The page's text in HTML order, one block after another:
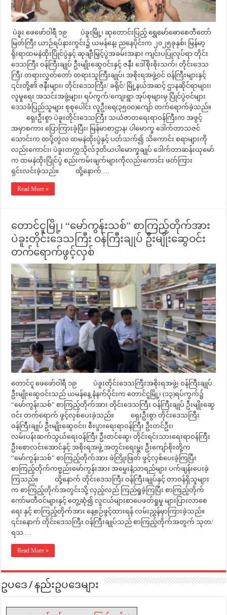
ပဲခူး ဖေဖော်ဝါရီ ၁၉ ပဲခူးမြို့၊ ဆုတောင်းပြည့် ရွှေမော်ဓောစေတီတော်
မြတ်ကြီး ယာဉ်ရပ်နားကွင်း၌ ယမန်နေ့၊ ညနေပိုင်းက ၂၀၂၅ခုနှစ်၊ မြန်မာ့
ရိုးရာထမနဲထိုးပြိုင်ပွဲနှင့် ဆုချီးမြှင့်ပွဲအခမ်းအနား ကျင်းပပြုလုပ်ရာ တိုင်း
ဒေသကြီး ဝန်ကြီးချုပ် ဦးမျိုးဆွေဝင်းနှင့် ဇနီး ဒေါ်စိုးစိုးသက်၊ တိုင်းဒေသ
ကြီး တရားလွှတ်တော် တရားသူကြီးချုပ်၊ အစိုးရအဖွဲ့ဝင် ဝန်ကြီးများနှင့်
၎င်းတို့၏ ဇနီးများ၊ တိုင်းဒေသကြီး/ ခရိုင်/ မြို့နယ်အဆင့် ဌာနဆိုင်ရာများ၊
လူမှုရေး အသင်းအဖွဲ့များ၊ ရပ်ကွက်/ကျေးရွာ အုပ်စုများမှ ပြိုင်ပွဲဝင်များ
ဒေသခံပြည်သူများ စုစုပေါင်း လူဦးရေ(၃၅၀၀)ကျော် တက်ရောက်ခဲ့သည်။
ရှေးဦးစွာ ပဲခူးတိုင်းဒေသကြီး သယံဇာတရေးရာဝန်ကြီးက အဖွင့်
အမှာစကား ပြောကြားခဲ့ပြီး၊ မြန်မာစာဌာန၊ ပါမောက္ခ ဒေါက်တာသဇင်
သောင်းက တပို့တွဲလ ထမနဲထိုးပွဲနှင့် ပတ်သက်၍ သိကောင်း စရာများကို
လည်းကောင်း၊ ပဲခူးတက္ကသိုလ်ဒုတိယပါမောက္ခချုပ် ဒေါက်တာဆန်းယုမော်
က ထမနဲထိုးပြိုင်ပွဲ စည်းကမ်းချက်များကိုလည်းကောင်း ဖတ်ကြား
ရှင်းလင်းခဲ့သည်။ ထို့နောက် …
Read More »
တောင်ငူမြို့၊ “မော်ကွန်းသစ်” စာကြည့်တိုက်အား
ပဲခူးတိုင်းဒေသကြီး ဝန်ကြီးချုပ် ဦးမျိုးဆွေဝင်း
တက်ရောက်ဖွင့်လှစ်
တောင်ငူ ဖေဖော်ဝါရီ ၁၉ ပဲခူးတိုင်းဒေသကြီးအစိုးရအဖွဲ့၊ ဝန်ကြီးချုပ်
ဦးမျိုးဆွေဝင်းသည် ယမန်နေ့ နံနက်ပိုင်းက တောင်ငူမြို့၊ (၁၃)ရပ်ကွက်၌
“မော်ကွန်းသစ်” စာကြည့်တိုက်အား တိုင်းဒေသကြီး ဝန်ကြီးချုပ် ဦးမျိုးဆွေ
ဝင်း တက်ရောက် ဖွင့်လှစ်ပေးခဲ့သည်။ ရှေးဦးစွာ တိုင်းဒေသကြီး
ဝန်ကြီးချုပ် ဦးမျိုးဆွေဝင်း၊ စီးပွားရေးရာဝန်ကြီး ဦးတင်ဦး၊
လမ်းပန်းဆက်သွယ်ရေးဝန်ကြီး ဦးတင်ဆွေ၊ တိုင်းရင်းသားရေးရာဝန်ကြီး
ဦးစောလင်းအောင်နှင့် အစိုးရအဖွဲ့ အတွင်းရေးမှူး ဦးကျော်စိုးတို့က
“မော်ကွန်းသစ်” စာကြည့်တိုက်အား ဖဲကြိုးဖြတ် ဖွင့်လှစ်ပေးခဲ့ကြပြီး
စာကြည့်တိုက်ကဗ္မည်းမော်ကွန်းအား အမွှေးနံ့သာရည်များ ပက်ဖျန်းပေးခဲ့
ကြသည်။ ထို့နောက် တိုင်းဒေသကြီး ဝန်ကြီးချုပ်နှင့် တာဝန်ရှိသူများ
က စာကြည့်တိုက်အတွင်းသို့ လှည့်လည် ကြည်ရှုခဲ့ကြပြီး စာကြည့်တိုက်
ကော်မတီဝင်များနှင့် တွေ့ဆုံ၍ လူငယ်များစာပေဖတ်ရှုမှု များပြားလာစေ
ရေး နှင့် စာကြည့်တိုက်အား နေ့စဉ်ဖွင့်ထားရန် လမ်းညွှန်မှာကြားခဲ့သည်။
၎င်းနောက် တိုင်းဒေသကြီး ဝန်ကြီးချုပ်သည် စာကြည့်တိုက်အတွက် သုတ/
ရသ …
Read More »
ဥပဒေ / နည်းဥပဒေများ